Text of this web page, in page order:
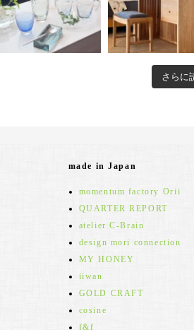
さらに
made in Japan
momentum factory Orii
QUARTER REPORT
atelier C-Brain
design mori connection
MY HONEY
iiwan
GOLD CRAFT
cosine
f&f